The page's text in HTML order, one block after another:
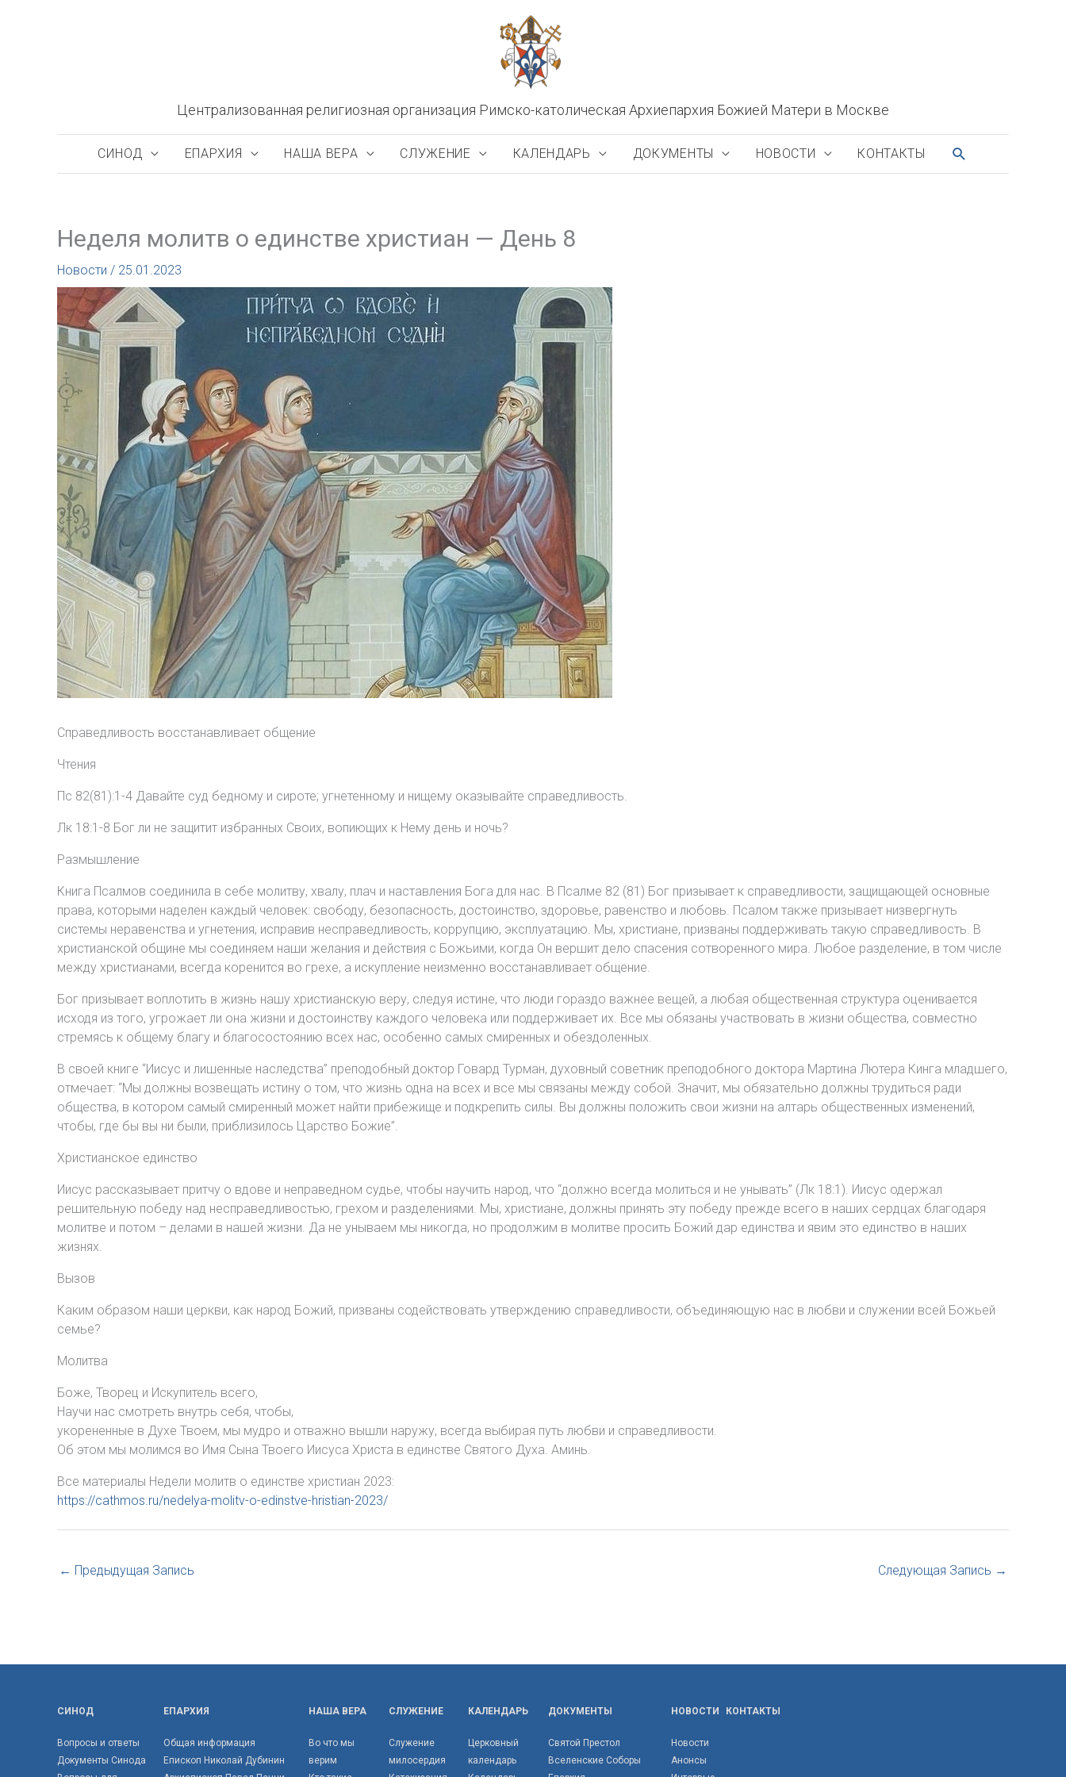
Централизованная религиозная организация Римско-католическая Архиепархия Божией Матери в Москве
СИНОД ЕПАРХИЯ НАША ВЕРА СЛУЖЕНИЕ КАЛЕНДАРЬ ДОКУМЕНТЫ НОВОСТИ КОНТАКТЫ ПОИСК
Неделя молитв о единстве христиан — День 8
Новости / 25.01.2023
Справедливость восстанавливает общение
Чтения
Пс 82(81):1-4 Давайте суд бедному и сироте; угнетенному и нищему оказывайте справедливость.
Лк 18:1-8 Бог ли не защитит избранных Своих, вопиющих к Нему день и ночь?
Размышление
Книга Псалмов соединила в себе молитву, хвалу, плач и наставления Бога для нас. В Псалме 82 (81) Бог призывает к справедливости, защищающей основные
права, которыми наделен каждый человек: свободу, безопасность, достоинство, здоровье, равенство и любовь. Псалом также призывает низвергнуть
системы неравенства и угнетения, исправив несправедливость, коррупцию, эксплуатацию. Мы, христиане, призваны поддерживать такую справедливость. В
христианской общине мы соединяем наши желания и действия с Божьими, когда Он вершит дело спасения сотворенного мира. Любое разделение, в том числе
между христианами, всегда коренится во грехе, а искупление неизменно восстанавливает общение.
Бог призывает воплотить в жизнь нашу христианскую веру, следуя истине, что люди гораздо важнее вещей, а любая общественная структура оценивается
исходя из того, угрожает ли она жизни и достоинству каждого человека или поддерживает их. Все мы обязаны участвовать в жизни общества, совместно
стремясь к общему благу и благосостоянию всех нас, особенно самых смиренных и обездоленных.
В своей книге “Иисус и лишенные наследства” преподобный доктор Говард Турман, духовный советник преподобного доктора Мартина Лютера Кинга младшего,
отмечает: “Мы должны возвещать истину о том, что жизнь одна на всех и все мы связаны между собой. Значит, мы обязательно должны трудиться ради
общества, в котором самый смиренный может найти прибежище и подкрепить силы. Вы должны положить свои жизни на алтарь общественных изменений,
чтобы, где бы вы ни были, приблизилось Царство Божие”.
Христианское единство
Иисус рассказывает притчу о вдове и неправедном судье, чтобы научить народ, что “должно всегда молиться и не унывать” (Лк 18:1). Иисус одержал
решительную победу над несправедливостью, грехом и разделениями. Мы, христиане, должны принять эту победу прежде всего в наших сердцах благодаря
молитве и потом – делами в нашей жизни. Да не унываем мы никогда, но продолжим в молитве просить Божий дар единства и явим это единство в наших
жизнях.
Вызов
Каким образом наши церкви, как народ Божий, призваны содействовать утверждению справедливости, объединяющую нас в любви и служении всей Божьей
семье?
Молитва
Боже, Творец и Искупитель всего,
Научи нас смотреть внутрь себя, чтобы,
укорененные в Духе Твоем, мы мудро и отважно вышли наружу, всегда выбирая путь любви и справедливости.
Об этом мы молимся во Имя Сына Твоего Иисуса Христа в единстве Святого Духа. Аминь.
Все материалы Недели молитв о единстве христиан 2023:
https://cathmos.ru/nedelya-molitv-o-edinstve-hristian-2023/
← Предыдущая Запись Следующая Запись →
СИНОД
Вопросы и ответы
Документы Синода
ЕПАРХИЯ
Общая информация
Епископ Николай Дубинин
НАША ВЕРА
Во что мы
верим
СЛУЖЕНИЕ
Служение
милосердия
КАЛЕНДАРЬ
Церковный
календарь
ДОКУМЕНТЫ
Святой Престол
Вселенские Соборы
НОВОСТИ
Новости
Анонсы
КОНТАКТЫ